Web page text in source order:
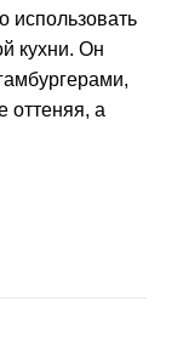
использовать
кухни. Он
оттеняя, а